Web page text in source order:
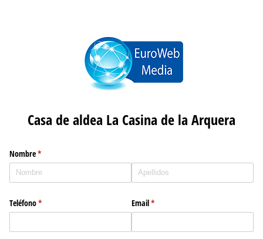
Casa de aldea La Casina de la Arquera
Nombre*
(necesario)
Teléfono*
(necesario) Email*
(necesario)